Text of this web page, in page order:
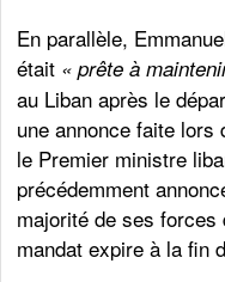
En parallèle,
était « prête à
au Liban après le
une annonce faite lors
le Premier ministre
précédemment
majorité de ses forces
mandat expire à la fin